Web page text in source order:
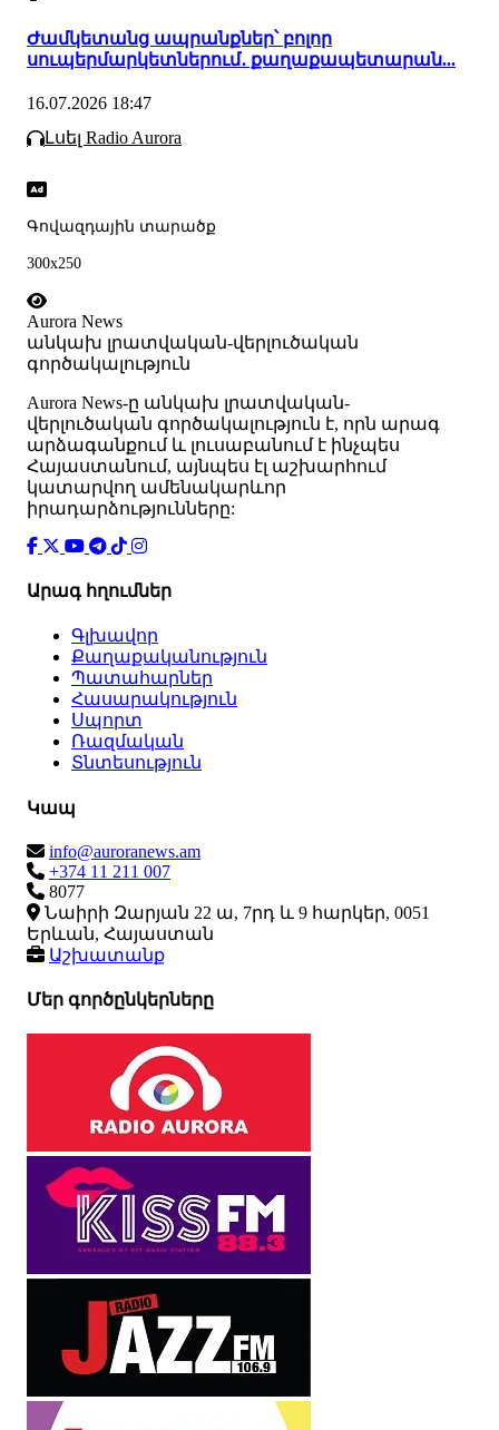
Ժամկետանց ապրանքներ՝ բոլոր
սուպերմարկետներում․ քաղաքապետարան...
16.07.2026 18:47
Լսել Radio Aurora
Գովազդային տարածք
300x250
Aurora News
անկախ լրատվական-վերլուծական
գործակալություն
Аurora News-ը անկախ լրատվական-
վերլուծական գործակալություն է, որն արագ
արձագանքում և լուսաբանում է ինչպես
Հայաստանում, այնպես էլ աշխարհում
կատարվող ամենակարևոր
իրադարձությունները:
Արագ հղումներ
Գլխավոր
Քաղաքականություն
Պատահարներ
Հասարակություն
Սպորտ
Ռազմական
Տնտեսություն
Կապ
info@auroranews.am
+374 11 211 007
8077
Նաիրի Զարյան 22 ա, 7րդ և 9 հարկեր, 0051
Երևան, Հայաստան
Աշխատանք
Մեր գործընկերները